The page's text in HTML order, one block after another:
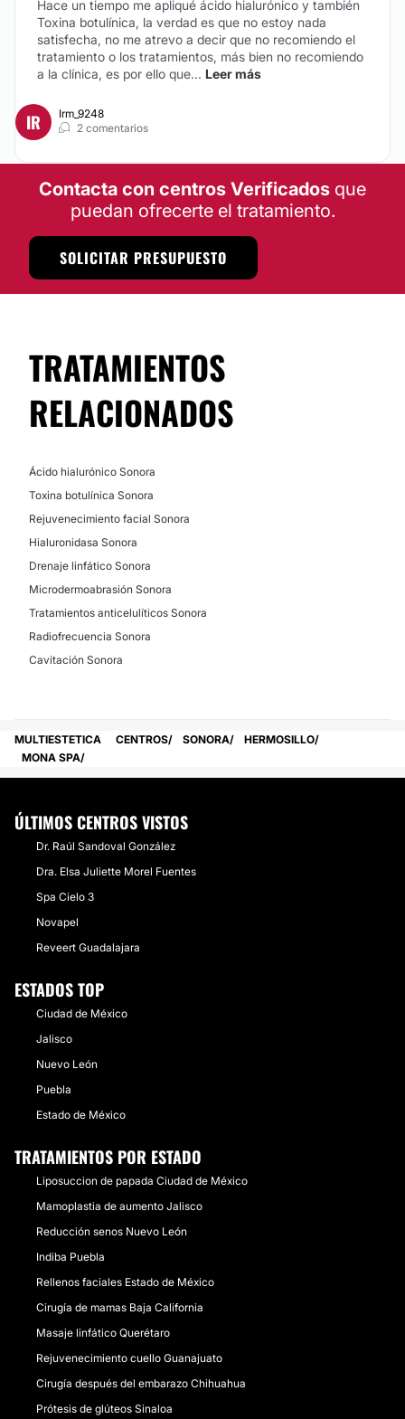
Hace un tiempo me apliqué ácido hialurónico y también
Toxina botulínica, la verdad es que no estoy nada
satisfecha, no me atrevo a decir que no recomiendo el
tratamiento o los tratamientos, más bien no recomiendo
a la clínica, es por ello que... Leer más
IR
Irm_9248
2 comentarios
Contacta con centros Verificados que
puedan ofrecerte el tratamiento.
SOLICITAR PRESUPUESTO
TRATAMIENTOS
RELACIONADOS
Ácido hialurónico Sonora
Toxina botulínica Sonora
Rejuvenecimiento facial Sonora
Hialuronidasa Sonora
Drenaje linfático Sonora
Microdermoabrasión Sonora
Tratamientos anticelulíticos Sonora
Radiofrecuencia Sonora
Cavitación Sonora
MULTIESTETICA CENTROS SONORA
HERMOSILLO
MONA SPA
ÚLTIMOS CENTROS VISTOS
Dr. Raúl Sandoval González
Dra. Elsa Juliette Morel Fuentes
Spa Cielo 3
Novapel
Reveert Guadalajara
ESTADOS TOP
Ciudad de México
Jalisco
Nuevo León
Puebla
Estado de México
TRATAMIENTOS POR ESTADO
Liposuccion de papada Ciudad de México
Mamoplastia de aumento Jalisco
Reducción senos Nuevo León
Indiba Puebla
Rellenos faciales Estado de México
Cirugía de mamas Baja California
Masaje linfático Querétaro
Rejuvenecimiento cuello Guanajuato
Cirugía después del embarazo Chihuahua
Prótesis de glúteos Sinaloa